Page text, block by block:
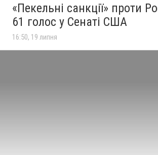
«Пекельні санкції» проти
61 голос у Сенаті США
16:50, 19 липня